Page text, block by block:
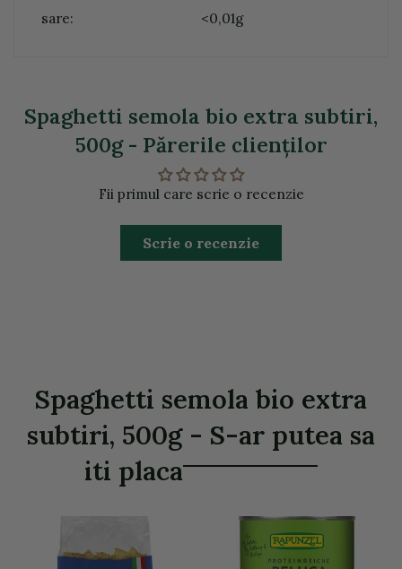
sare: <0,01g
Spaghetti semola bio extra subtiri,
500g - Părerile clienţilor
Fii primul care scrie o recenzie
Scrie o recenzie
Spaghetti semola bio extra
subtiri, 500g - S-ar putea sa
iti placa